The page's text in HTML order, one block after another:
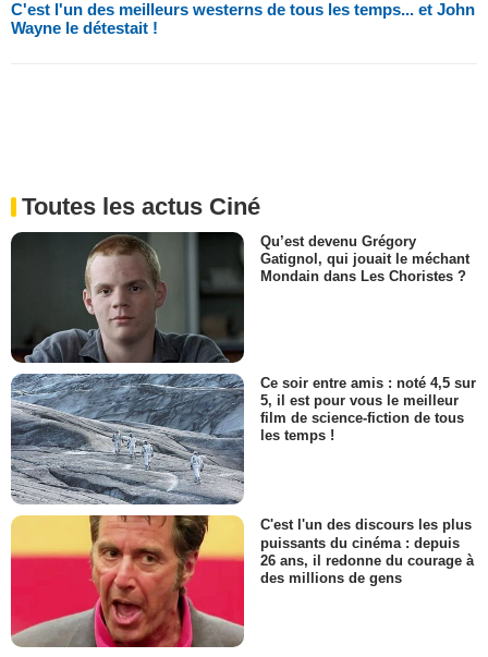
C'est l'un des meilleurs westerns de tous les temps... et John
Wayne le détestait !
Toutes les actus Ciné
Qu’est devenu Grégory
Gatignol, qui jouait le méchant
Mondain dans Les Choristes ?
Ce soir entre amis : noté 4,5 sur
5, il est pour vous le meilleur
film de science-fiction de tous
les temps !
C'est l'un des discours les plus
puissants du cinéma : depuis
26 ans, il redonne du courage à
des millions de gens